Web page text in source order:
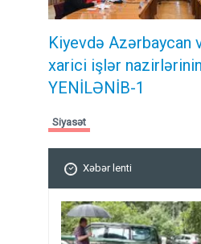
Kiyevdə Azərbaycan
xarici işlər
YENİLƏNİB-1
Siyasət
Xəbər lenti